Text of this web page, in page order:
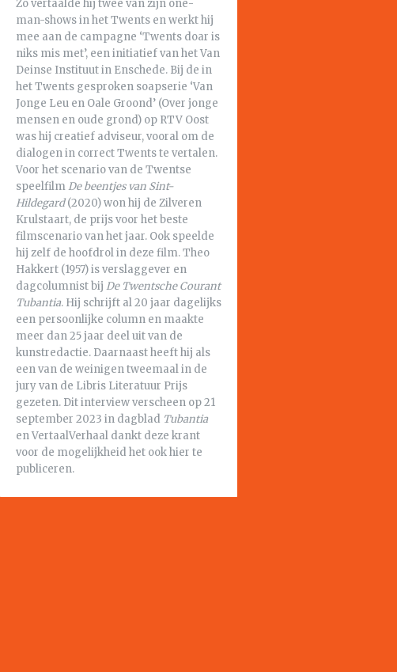
Zo vertaalde hij twee van zijn one-
man-shows in het Twents en werkt hij
mee aan de campagne ‘Twents doar is
niks mis met’, een initiatief van het Van
Deinse Instituut in Enschede. Bij de in
het Twents gesproken soapserie ‘Van
Jonge Leu en Oale Groond’ (Over jonge
mensen en oude grond) op RTV Oost
was hij creatief adviseur, vooral om de
dialogen in correct Twents te vertalen.
Voor het scenario van de Twentse
speelfilmDe beentjes van Sint-
Hildegard(2020) won hij de Zilveren
Krulstaart, de prijs voor het beste
filmscenario van het jaar. Ook speelde
hij zelf de hoofdrol in deze film. Theo
Hakkert (1957) is verslaggever en
dagcolumnist bij De Twentsche Courant
Tubantia. Hij schrijft al 20 jaar dagelijks
een persoonlijke column en maakte
meer dan 25 jaar deel uit van de
kunstredactie. Daarnaast heeft hij als
een van de weinigen tweemaal in de
jury van de Libris Literatuur Prijs
gezeten. Dit interview verscheen op 21
september 2023 in dagblad Tubantia
en VertaalVerhaal dankt deze krant
voor de mogelijkheid het ook hier te
publiceren.